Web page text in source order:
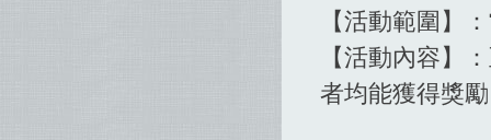
【活動範圍】
【活動內容】
者均能獲得獎